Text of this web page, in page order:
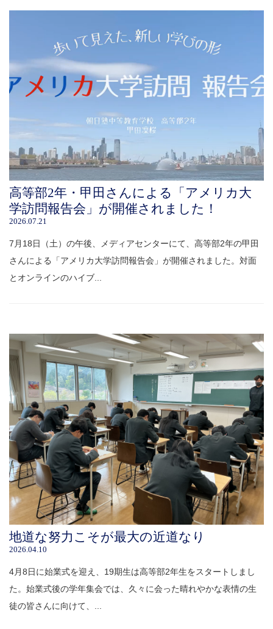
高等部2年・甲田さんによる「アメリカ大
学訪問報告会」が開催されました！
2026.07.21
7月18日（土）の午後、メディアセンターにて、高等部2年の甲田
さんによる「アメリカ大学訪問報告会」が開催されました。対面
とオンラインのハイブ...
地道な努力こそが最大の近道なり
2026.04.10
4月8日に始業式を迎え、19期生は高等部2年生をスタートしまし
た。始業式後の学年集会では、久々に会った晴れやかな表情の生
徒の皆さんに向けて、...